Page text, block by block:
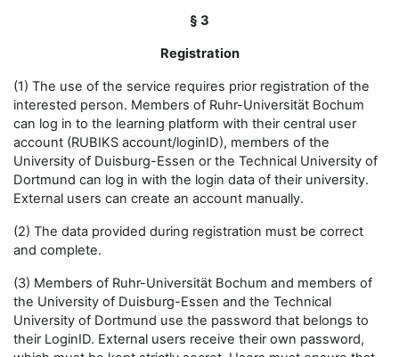
§ 3
Registration
(1) The use of the service requires prior registration of the
interested person. Members of Ruhr-Universität Bochum
can log in to the learning platform with their central user
account (RUBIKS account/loginID), members of the
University of Duisburg-Essen or the Technical University of
Dortmund can log in with the login data of their university.
External users can create an account manually.
(2) The data provided during registration must be correct
and complete.
(3) Members of Ruhr-Universität Bochum and members of
the University of Duisburg-Essen and the Technical
University of Dortmund use the password that belongs to
their LoginID. External users receive their own password,